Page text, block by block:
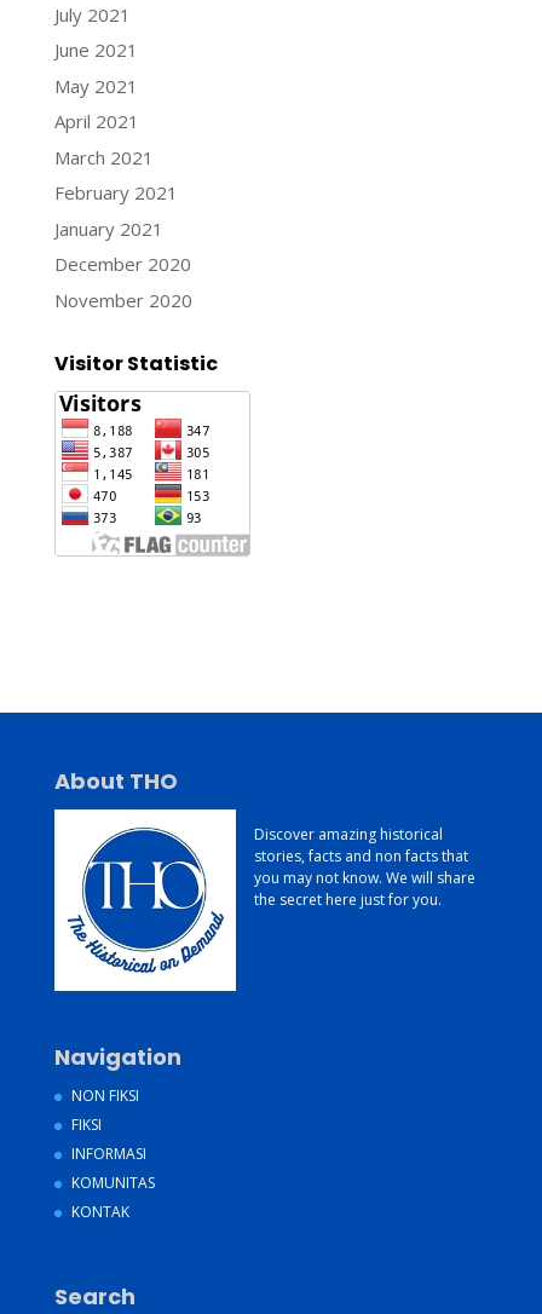
July 2021
June 2021
May 2021
April 2021
March 2021
February 2021
January 2021
December 2020
November 2020
Visitor Statistic
About THO
Discover amazing historical
stories, facts and non facts that
you may not know. We will share
the secret here just for you.
Navigation
NON FIKSI
FIKSI
INFORMASI
KOMUNITAS
KONTAK
Search